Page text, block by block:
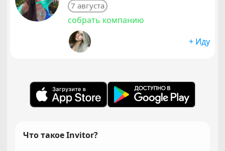
7 августа
собрать компанию
+ Иду
Что такое Invitor?